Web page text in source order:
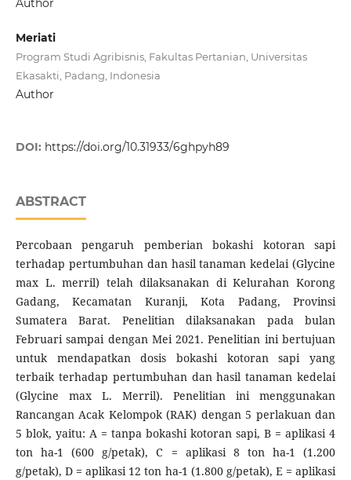
Author
Meriati
Program Studi Agribisnis, Fakultas Pertanian, Universitas
Ekasakti, Padang, Indonesia
Author
DOI: https://doi.org/10.31933/6ghpyh89
ABSTRACT
Percobaan pengaruh pemberian bokashi kotoran sapi
terhadap pertumbuhan dan hasil tanaman kedelai (Glycine
max L. merril) telah dilaksanakan di Kelurahan Korong
Gadang, Kecamatan Kuranji, Kota Padang, Provinsi
Sumatera Barat. Penelitian dilaksanakan pada bulan
Februari sampai dengan Mei 2021. Penelitian ini bertujuan
untuk mendapatkan dosis bokashi kotoran sapi yang
terbaik terhadap pertumbuhan dan hasil tanaman kedelai
(Glycine max L. Merril). Penelitian ini menggunakan
Rancangan Acak Kelompok (RAK) dengan 5 perlakuan dan
5 blok, yaitu: A = tanpa bokashi kotoran sapi, B = aplikasi 4
ton ha-1 (600 g/petak), C = aplikasi 8 ton ha-1 (1.200
g/petak), D = aplikasi 12 ton ha-1 (1.800 g/petak), E = aplikasi